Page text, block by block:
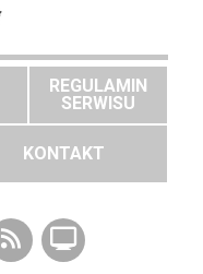
REGULAMIN
SERWISU
KONTAKT